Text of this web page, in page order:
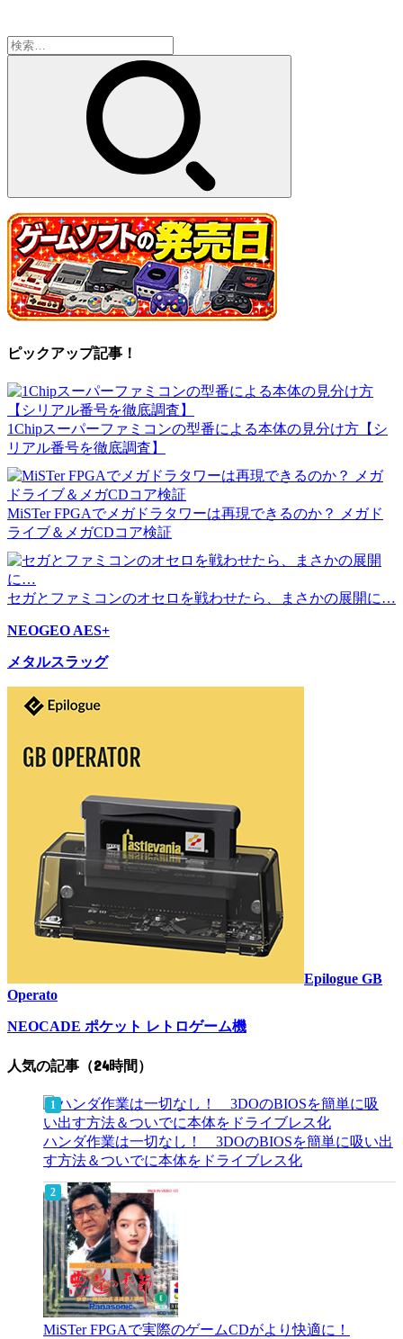
検
索:
ピックアップ記事！
1Chipスーパーファミコンの型番による本体の見分け方【シ
リアル番号を徹底調査】
MiSTer FPGAでメガドラタワーは再現できるのか？ メガド
ライブ＆メガCDコア検証
セガとファミコンのオセロを戦わせたら、まさかの展開に…
NEOGEO AES+
メタルスラッグ
Epilogue GB
Operato
NEOCADE ポケット レトロゲーム機
人気の記事（24時間）
ハンダ作業は一切なし！ 3DOのBIOSを簡単に吸い出
す方法＆ついでに本体をドライブレス化
MiSTer FPGAで実際のゲームCDがより快適に！